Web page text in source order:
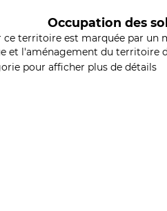
Occupation des
ce territoire est marquée par un
et l'aménagement du territoire
pour afficher plus de détails